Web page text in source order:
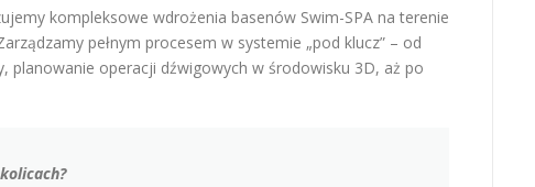
kompleksowe wdrożenia basenów Swim-SPA na terenie
pełnym procesem w systemie „pod klucz” – od
operacji dźwigowych w środowisku 3D, aż po